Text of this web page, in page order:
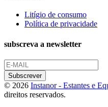
Litígio de consumo
Política de privacidade
subscreva a newsletter
© 2026 Instanor - Estantes e
direitos reservados.